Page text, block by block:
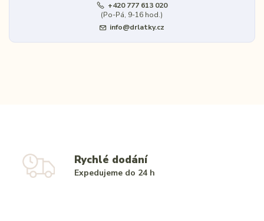
+420 777 613 020
(Po-Pá, 9-16 hod.)
info@drlatky.cz
Rychlé dodání
Expedujeme do 24 h